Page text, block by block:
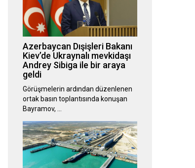
Azerbaycan Dışişleri Bakanı
Kiev’de Ukraynalı mevkidaşı
Andrey Sibiga ile bir araya
geldi
Görüşmelerin ardından düzenlenen
ortak basın toplantısında konuşan
Bayramov, …